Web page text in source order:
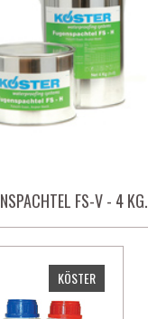
FS-V - 4 KG.
KÖSTER